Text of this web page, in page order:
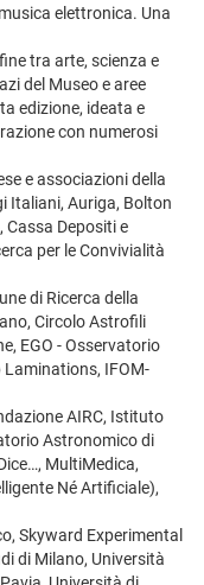
elettronica. Una
tra arte, scienza e
del Museo e aree
edizione, ideata e
con numerosi
e associazioni della
Italiani, Auriga, Bolton
Depositi e
per le Convivialità
di Ricerca della
Circolo Astrofili
EGO - Osservatorio
Laminations, IFOM-
AIRC, Istituto
Astronomico di
MultiMedica,
Né Artificiale),
Skyward Experimental
di Milano, Università